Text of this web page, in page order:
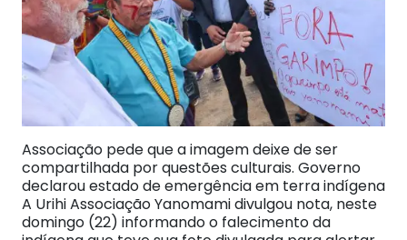
Associação pede que a imagem deixe de ser
compartilhada por questões culturais. Governo
declarou estado de emergência em terra indígena
A Urihi Associação Yanomami divulgou nota, neste
domingo (22) informando o falecimento da